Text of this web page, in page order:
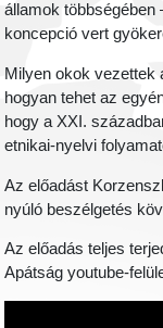
államok többségében
koncepció vert
Milyen okok vezettek
hogyan tehet az
hogy a XXI.
etnikai-nyelvi
Az előadást
nyúló beszélgetés
Az előadás teljes
Apátság youtube-